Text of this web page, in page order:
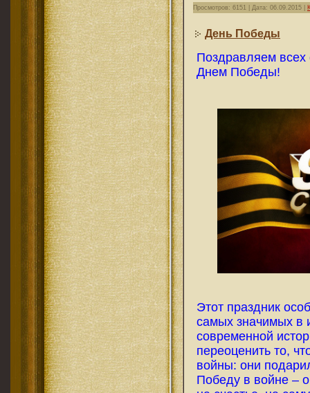
Просмотров: 6151 | Дата: 06.09.2015
День Победы
Поздравляем
Днем Победы!
Этот праздник
самых значимых в
современной
переоценить то,
войны: они
Победу в войне –